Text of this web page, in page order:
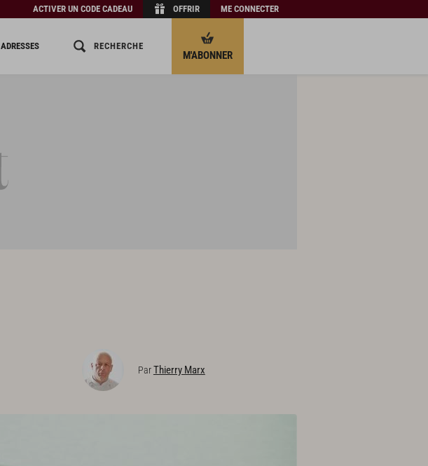
ACTIVER UN CODE CADEAU OFFRIR ME CONNECTER
ADRESSES RECHERCHE
M'ABONNER
ParThierry Marx